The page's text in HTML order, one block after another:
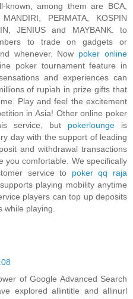
known, among them are BCA,
PERMATA, KOSPIN
JENIUS and MAYBANK. to
to trade on gadgets or
whenever. Now poker online
poker tournament feature in
and experiences can
of rupiah in prize gifts that
Play and feel the excitement
in Asia! Other online poker
service, but pokerlounge is
day with the support of leading
and withdrawal transactions
you comfortable. We specifically
service to poker qq raja
playing mobility anytime
players can top up deposits
while playing.
of Google Advanced Search
explored allintitle and allinurl